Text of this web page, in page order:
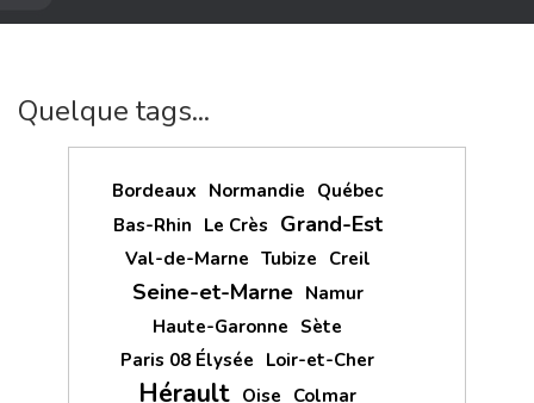
Quelque tags...
Bordeaux Normandie Québec
Bas-Rhin Le Crès Grand-Est
Val-de-Marne Tubize Creil
Seine-et-Marne Namur
Haute-Garonne Sète
Paris 08 Élysée Loir-et-Cher
Hérault Oise Colmar